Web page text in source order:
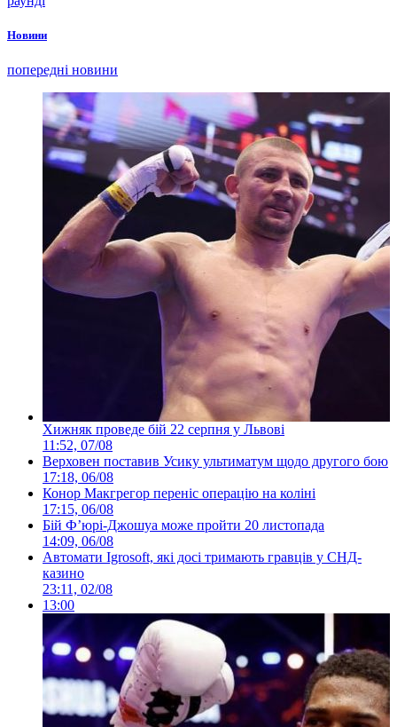
Новини
попередні новини
Хижняк проведе бій 22 серпня у Львові
11:52, 07/08
Верховен поставив Усику ультиматум щодо другого бою
17:18, 06/08
Конор Макгрегор переніс операцію на коліні
17:15, 06/08
Бій Ф’юрі-Джошуа може пройти 20 листопада
14:09, 06/08
Автомати Igrosoft, які досі тримають гравців у СНД-
казино
23:11, 02/08
13:00